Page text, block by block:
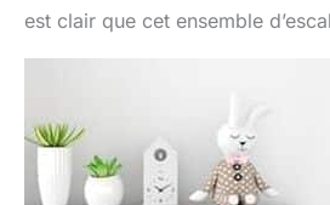
est clair que cet ensemble